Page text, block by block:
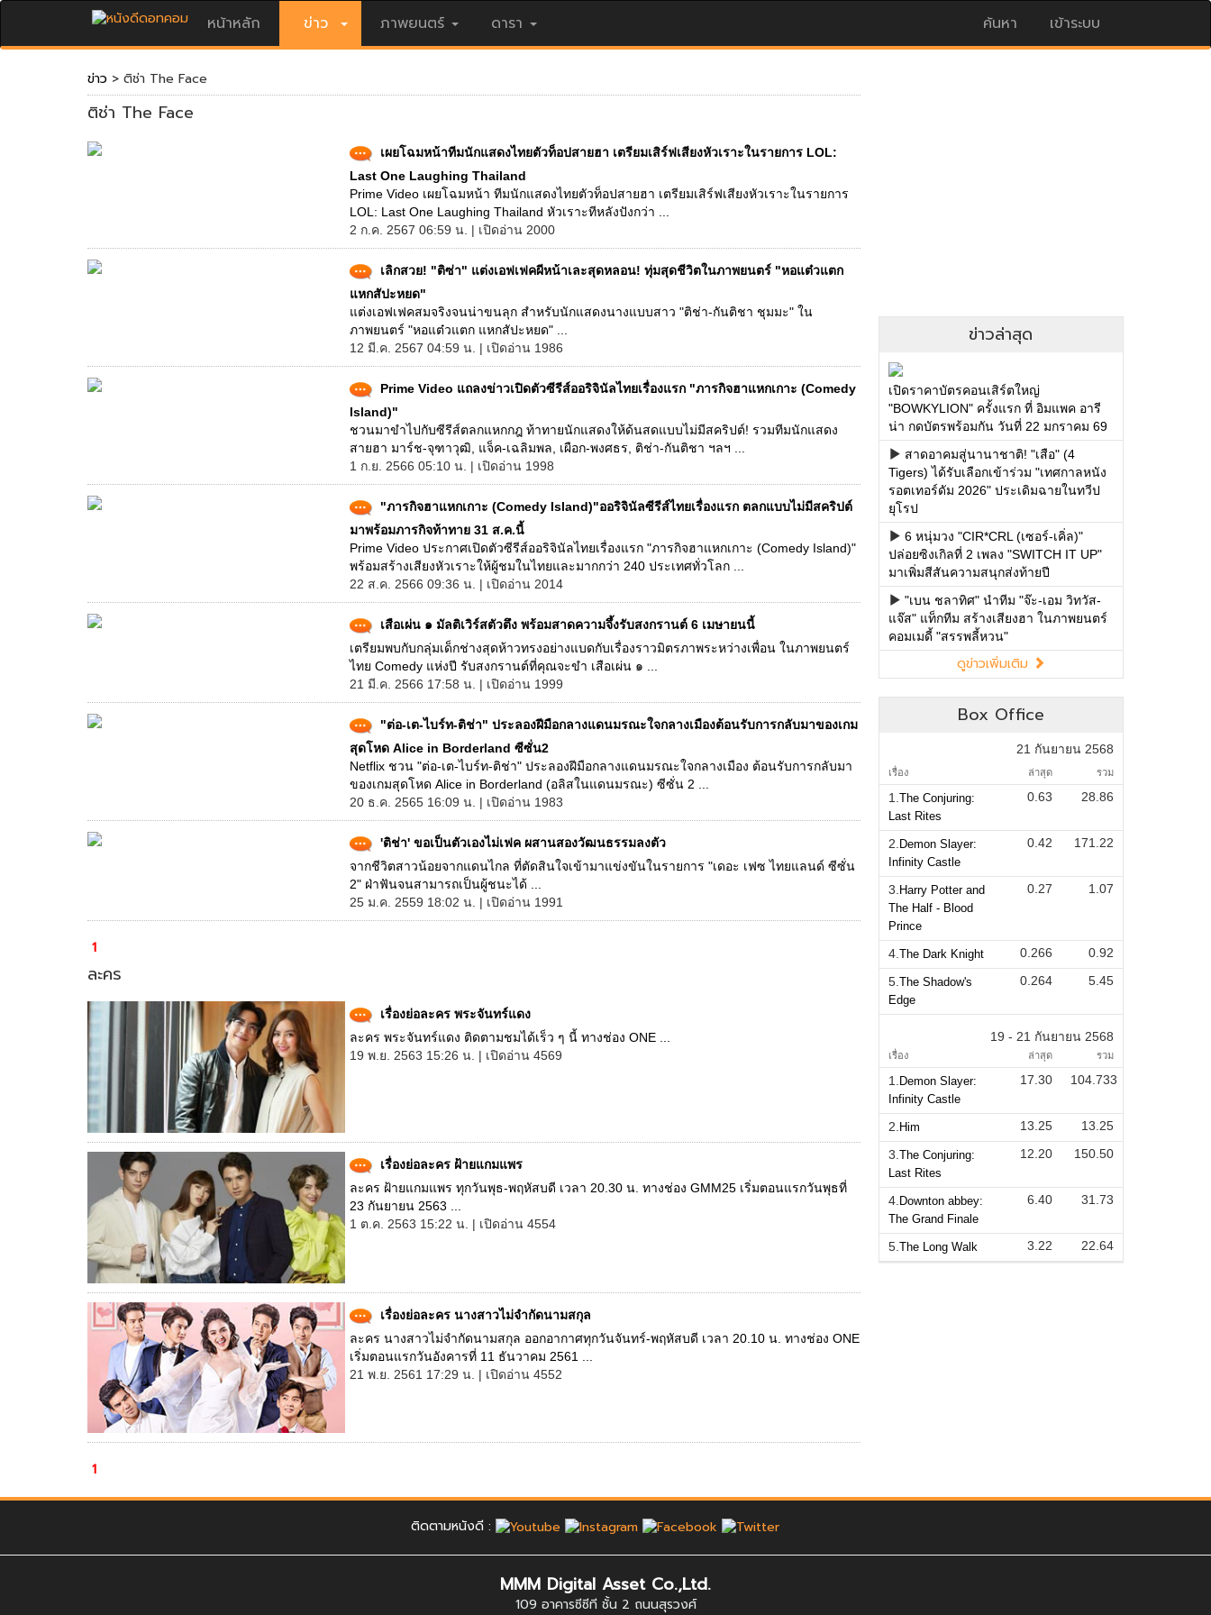
หน้าหลัก ข่าว ภาพยนตร์ ดารา ค้นหา เข้าระบบ
ข่าว > ติช่า The Face
ติช่า The Face
เผยโฉมหน้าทีมนักแสดงไทยตัวท็อปสายฮา เตรียมเสิร์ฟเสียงหัวเราะในรายการ LOL:
Last One Laughing Thailand
Prime Video เผยโฉมหน้า ทีมนักแสดงไทยตัวท็อปสายฮา เตรียมเสิร์ฟเสียงหัวเราะในรายการ
LOL: Last One Laughing Thailand หัวเราะทีหลังปังกว่า ...
2 ก.ค. 2567 06:59 น. | เปิดอ่าน 2000
เลิกสวย! "ติซ่า" แต่งเอฟเฟคผีหน้าเละสุดหลอน! ทุ่มสุดชีวิตในภาพยนตร์ "หอแต๋วแตก
แหกสัปะหยด"
แต่งเอฟเฟคสมจริงจนน่าขนลุก สำหรับนักแสดงนางแบบสาว "ติช่า-กันติชา ชุมมะ" ใน
ภาพยนตร์ "หอแต๋วแตก แหกสัปะหยด" ...
12 มี.ค. 2567 04:59 น. | เปิดอ่าน 1986
Prime Video แถลงข่าวเปิดตัวซีรีส์ออริจินัลไทยเรื่องแรก "ภารกิจฮาแหกเกาะ (Comedy
Island)"
ชวนมาขำไปกับซีรีส์ตลกแหกกฎ ท้าทายนักแสดงให้ด้นสดแบบไม่มีสคริปต์! รวมทีมนักแสดง
สายฮา มาร์ช-จุฑาวุฒิ, แจ็ค-เฉลิมพล, เผือก-พงศธร, ติช่า-กันติชา ฯลฯ ...
1 ก.ย. 2566 05:10 น. | เปิดอ่าน 1998
"ภารกิจฮาแหกเกาะ (Comedy Island)"ออริจินัลซีรีส์ไทยเรื่องแรก ตลกแบบไม่มีสคริปต์
มาพร้อมภารกิจท้าทาย 31 ส.ค.นี้
Prime Video ประกาศเปิดตัวซีรีส์ออริจินัลไทยเรื่องแรก "ภารกิจฮาแหกเกาะ (Comedy Island)"
พร้อมสร้างเสียงหัวเราะให้ผู้ชมในไทยและมากกว่า 240 ประเทศทั่วโลก ...
22 ส.ค. 2566 09:36 น. | เปิดอ่าน 2014
เสือเผ่น ๑ มัลติเวิร์สตัวตึง พร้อมสาดความจึ้งรับสงกรานต์ 6 เมษายนนี้
เตรียมพบกับกลุ่มเด็กช่างสุดห้าวทรงอย่างแบดกับเรื่องราวมิตรภาพระหว่างเพื่อน ในภาพยนตร์
ไทย Comedy แห่งปี รับสงกรานต์ที่คุณจะขำ เสือเผ่น ๑ ...
21 มี.ค. 2566 17:58 น. | เปิดอ่าน 1999
"ต่อ-เต-ไบร์ท-ติช่า" ประลองฝีมือกลางแดนมรณะใจกลางเมืองต้อนรับการกลับมาของเกม
สุดโหด Alice in Borderland ซีซั่น2
Netflix ชวน "ต่อ-เต-ไบร์ท-ติช่า" ประลองฝีมือกลางแดนมรณะใจกลางเมือง ต้อนรับการกลับมา
ของเกมสุดโหด Alice in Borderland (อลิสในแดนมรณะ) ซีซั่น 2 ...
20 ธ.ค. 2565 16:09 น. | เปิดอ่าน 1983
'ติช่า' ขอเป็นตัวเองไม่เฟค ผสานสองวัฒนธรรมลงตัว
จากชีวิตสาวน้อยจากแดนไกล ที่ตัดสินใจเข้ามาแข่งขันในรายการ "เดอะ เฟซ ไทยแลนด์ ซีซั่น
2" ฝ่าฟันจนสามารถเป็นผู้ชนะได้ ...
25 ม.ค. 2559 18:02 น. | เปิดอ่าน 1991
1
ละคร
เรื่องย่อละคร พระจันทร์แดง
ละคร พระจันทร์แดง ติดตามชมได้เร็ว ๆ นี้ ทางช่อง ONE ...
19 พ.ย. 2563 15:26 น. | เปิดอ่าน 4569
เรื่องย่อละคร ฝ้ายแกมแพร
ละคร ฝ้ายแกมแพร ทุกวันพุธ-พฤหัสบดี เวลา 20.30 น. ทางช่อง GMM25 เริ่มตอนแรกวันพุธที่
23 กันยายน 2563 ...
1 ต.ค. 2563 15:22 น. | เปิดอ่าน 4554
เรื่องย่อละคร นางสาวไม่จำกัดนามสกุล
ละคร นางสาวไม่จำกัดนามสกุล ออกอากาศทุกวันจันทร์-พฤหัสบดี เวลา 20.10 น. ทางช่อง ONE
เริ่มตอนแรกวันอังคารที่ 11 ธันวาคม 2561 ...
21 พ.ย. 2561 17:29 น. | เปิดอ่าน 4552
1
ข่าวล่าสุด
เปิดราคาบัตรคอนเสิร์ตใหญ่
"BOWKYLION" ครั้งแรก ที่ อิมแพค อารี
น่า กดบัตรพร้อมกัน วันที่ 22 มกราคม 69
สาดอาคมสู่นานาชาติ! "เสือ" (4
Tigers) ได้รับเลือกเข้าร่วม "เทศกาลหนัง
รอตเทอร์ดัม 2026" ประเดิมฉายในทวีป
ยุโรป
6 หนุ่มวง "CIR*CRL (เซอร์-เคิ่ล)"
ปล่อยซิงเกิลที่ 2 เพลง "SWITCH IT UP"
มาเพิ่มสีสันความสนุกส่งท้ายปี
"เบน ชลาทิศ" นำทีม "จ๊ะ-เอม วิทวัส-
แจ๊ส" แท็กทีม สร้างเสียงฮา ในภาพยนตร์
คอมเมดี้ "สรรพลี้หวน"
ดูข่าวเพิ่มเติม
Box Office
21 กันยายน 2568
เรื่อง ล่าสุด รวม
1. The Conjuring:
Last Rites
0.63 28.86
2. Demon Slayer:
Infinity Castle
0.42 171.22
3. Harry Potter and
The Half - Blood
Prince
0.27 1.07
4. The Dark Knight 0.266
0.92
5. The Shadow's
Edge
0.264 5.45
19 - 21 กันยายน 2568
เรื่อง ล่าสุด รวม
1. Demon Slayer:
Infinity Castle
17.30 104.733
2. Him 13.25
13.25
3. The Conjuring:
Last Rites
12.20 150.50
4. Downton abbey:
The Grand Finale
6.40 31.73
5. The Long Walk 3.22 22.64
ติดตามหนังดี :
MMM Digital Asset Co.,Ltd.
109 อาคารซีซีที ชั้น 2 ถนนสุรวงศ์